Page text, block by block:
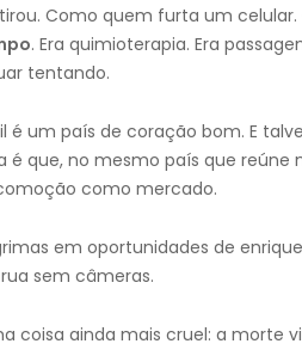
tirou. Como quem furta um
. Era quimioterapia. Era
tentando.
é um país de coração bom. E
é que, no mesmo país que
como mercado.
em oportunidades de
sem câmeras.
coisa ainda mais cruel: a morte